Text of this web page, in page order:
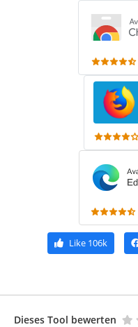
Like 106k
Dieses Tool bewerten